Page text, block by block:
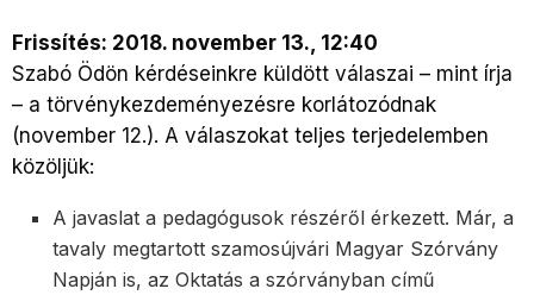
Frissítés: 2018. november 13., 12:40
Szabó Ödön kérdéseinkre küldött válaszai – mint írja
– a törvénykezdeményezésre korlátozódnak
(november 12.). A válaszokat teljes terjedelemben
közöljük:
A javaslat a pedagógusok részéről érkezett. Már, a
tavaly megtartott szamosújvári Magyar Szórvány
Napján is, az Oktatás a szórványban című